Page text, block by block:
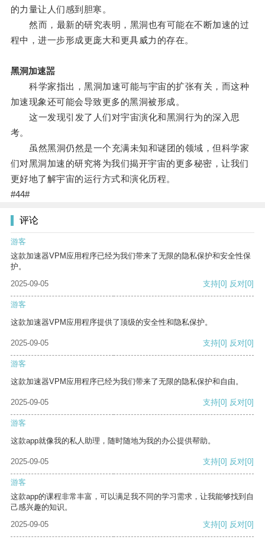
的力量让人们感到胆寒。
然而，最新的研究表明，黑洞也有可能在不断加速的过
程中，进一步形成更庞大和更具威力的存在。
黑洞加速噐
科学家指出，黑洞加速可能与宇宙的扩张有关，而这种
加速现象还可能会导致更多的黑洞被形成。
这一发现引发了人们对宇宙演化和黑洞行为的深入思
考。
虽然黑洞仍然是一个充满未知和谜团的领域，但科学家
们对黑洞加速的研究将为我们揭开宇宙的更多秘密，让我们
更好地了解宇宙的运行方式和演化历程。
#44#
评论
游客
这款加速器VPM应用程序已经为我们带来了无限的隐私保护和安全性保
护。
2025-09-05
支持[0] 反对[0]
游客
这款加速器VPM应用程序提供了顶级的安全性和隐私保护。
2025-09-05 支持[0] 反对[0]
游客
这款加速器VPM应用程序已经为我们带来了无限的隐私保护和自由。
2025-09-05 支持[0] 反对[0]
游客
这款app就像我的私人助理，随时随地为我的办公提供帮助。
2025-09-05 支持[0] 反对[0]
游客
这款app的课程非常丰富，可以满足我不同的学习需求，让我能够找到自
己感兴趣的知识。
2025-09-05
支持[0] 反对[0]